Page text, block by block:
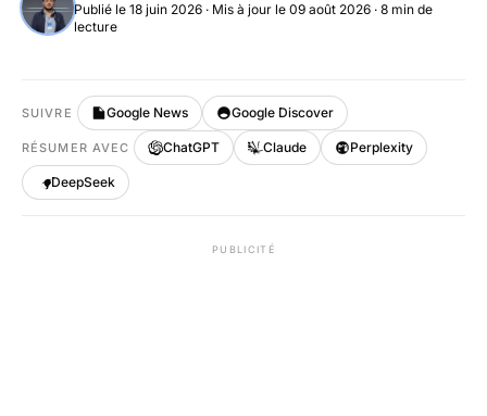
Publié le 18 juin 2026 · Mis à jour le 09 août 2026 · 8 min de
lecture
SUIVRE Google News Google Discover
RÉSUMER AVEC ChatGPT Claude Perplexity
DeepSeek
PUBLICITÉ